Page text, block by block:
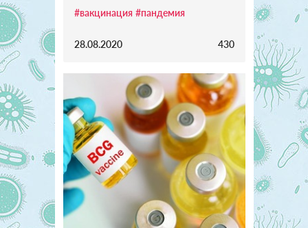
#вакцинация #пандемия
28.08.2020 430